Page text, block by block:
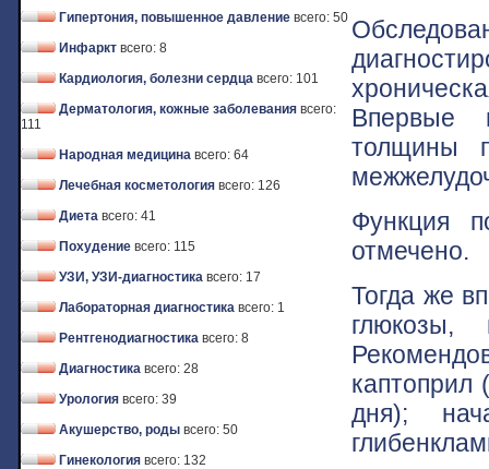
Гипертония, повышенное давление всего: 50
Инфаркт всего: 8
Кардиология, болезни сердца всего: 101
Дерматология, кожные заболевания всего:
111
Народная медицина всего: 64
Лечебная косметология всего: 126
Диета всего: 41
Похудение всего: 115
УЗИ, УЗИ-диагностика всего: 17
Лабораторная диагностика всего: 1
Рентгенодиагностика всего: 8
Диагностика всего: 28
Урология всего: 39
Акушерство, роды всего: 50
Гинекология всего: 132
Впервые
толщины
Функция
отмечено.
Тогда же
дня);